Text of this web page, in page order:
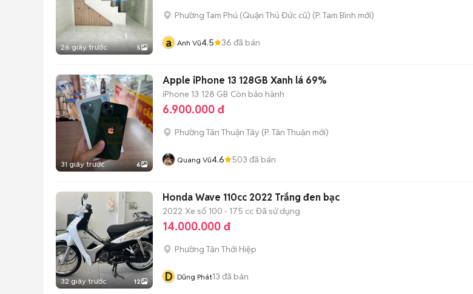
26 giây trước 5
Phường Tam Phú (Quận Thủ Đức cũ) (P. Tam Bình mới)
a Anh Vũ4.5 36 đã bán
31 giây trước 6
Apple iPhone 13 128GB Xanh lá 69%
iPhone 13 128 GB Còn bảo hành
6.900.000 đ
Phường Tân Thuận Tây (P. Tân Thuận mới)
Quang Vũ4.6 503 đã bán
32 giây trước 12
Honda Wave 110cc 2022 Trắng đen bạc
2022 Xe số 100 - 175 cc Đã sử dụng
14.000.000 đ
Phường Tân Thới Hiệp
D Dũng Phát13 đã bán